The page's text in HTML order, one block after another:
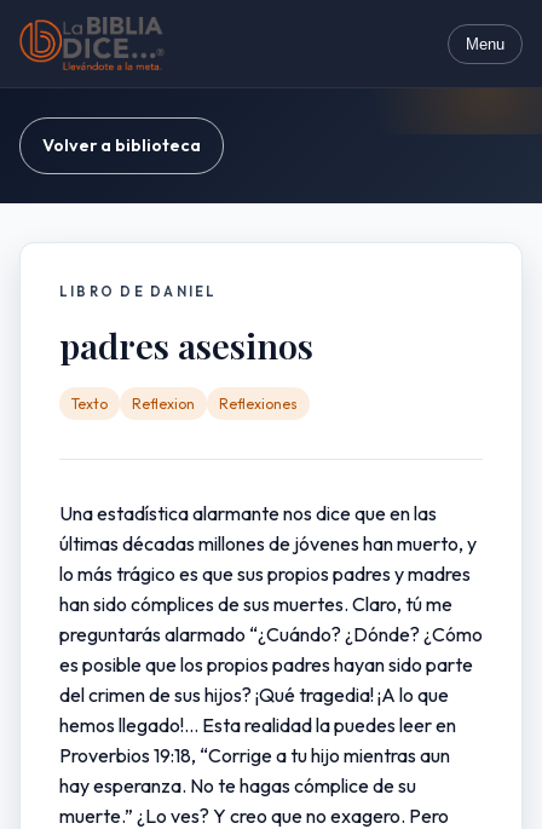
Menu
Volver a biblioteca
LIBRO DE DANIEL
padres asesinos
Texto Reflexion Reflexiones
Una estadística alarmante nos dice que en las
últimas décadas millones de jóvenes han muerto, y
lo más trágico es que sus propios padres y madres
han sido cómplices de sus muertes. Claro, tú me
preguntarás alarmado “¿Cuándo? ¿Dónde? ¿Cómo
es posible que los propios padres hayan sido parte
del crimen de sus hijos? ¡Qué tragedia! ¡A lo que
hemos llegado!... Esta realidad la puedes leer en
Proverbios 19:18, “Corrige a tu hijo mientras aun
hay esperanza. No te hagas cómplice de su
muerte.” ¿Lo ves? Y creo que no exagero. Pero